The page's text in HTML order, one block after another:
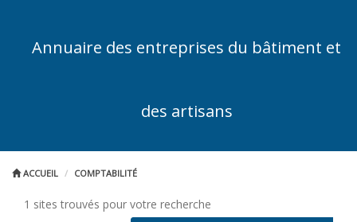
Annuaire des entreprises du bâtiment et
des artisans
ACCUEIL COMPTABILITÉ
1 sites trouvés pour votre recherche